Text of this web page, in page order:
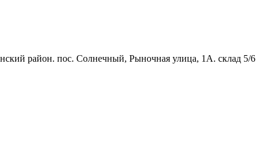
район. пос. Солнечный, Рыночная улица, 1А. склад 5/6